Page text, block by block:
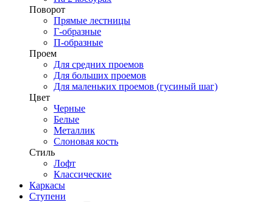
Поворот
Прямые лестницы
Г-образные
П-образные
Проем
Для средних проемов
Для больших проемов
Для маленьких проемов (гусиный шаг)
Цвет
Черные
Белые
Металлик
Слоновая кость
Стиль
Лофт
Классические
Каркасы
Ступени